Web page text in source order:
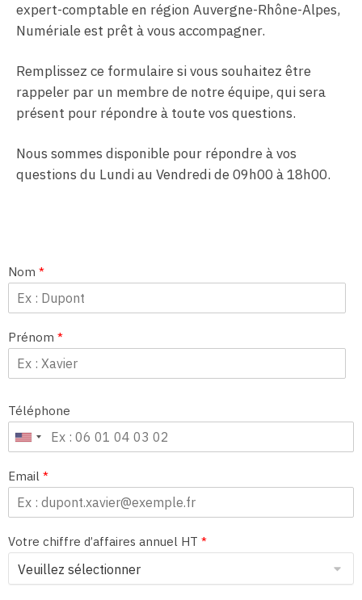
expert-comptable en région Auvergne-Rhône-Alpes,
Numériale est prêt à vous accompagner.
Remplissez ce formulaire si vous souhaitez être
rappeler par un membre de notre équipe, qui sera
présent pour répondre à toute vos questions.
Nous sommes disponible pour répondre à vos
questions du Lundi au Vendredi de 09h00 à 18h00.
Nom *
Prénom *
Téléphone
Email *
Votre chiffre d’affaires annuel HT *